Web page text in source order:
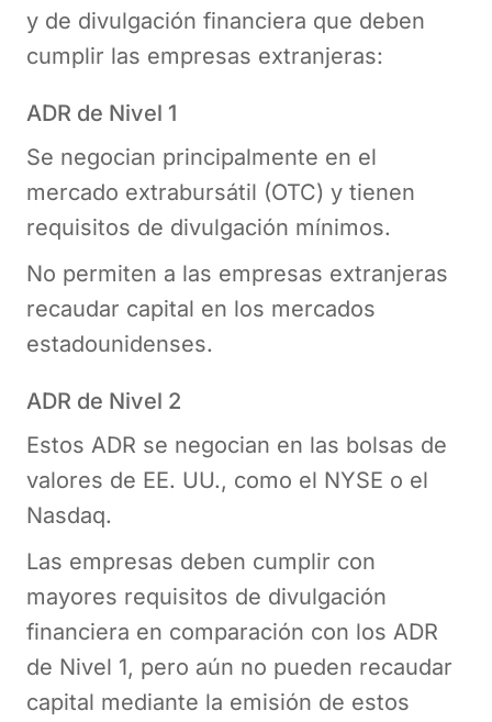
y de divulgación financiera que deben
cumplir las empresas extranjeras:
ADR de Nivel 1
Se negocian principalmente en el
mercado extrabursátil (OTC) y tienen
requisitos de divulgación mínimos.
No permiten a las empresas extranjeras
recaudar capital en los mercados
estadounidenses.
ADR de Nivel 2
Estos ADR se negocian en las bolsas de
valores de EE. UU., como el NYSE o el
Nasdaq.
Las empresas deben cumplir con
mayores requisitos de divulgación
financiera en comparación con los ADR
de Nivel 1, pero aún no pueden recaudar
capital mediante la emisión de estos